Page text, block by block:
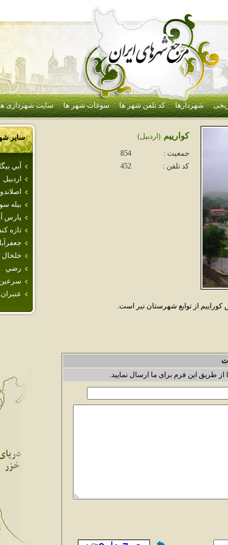
شهردارها کد تلفن شهر ها سوغات شهر ها سایت شهرداری
سایر
آبي
اردبيل
بيله
پارس
تازه
خلخال
رضي
عنبران
كوارييم (اردبيل)
جمعیت :
854
کد تلفن :
452
از توابع شهرستان نير است.
طریق این فرم برای ما ارسال نمایید.